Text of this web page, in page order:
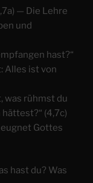
— Die Lehre
und
hast?“
Alles ist von
was rühmst du
(4,7c)
Gottes
hast du? Was